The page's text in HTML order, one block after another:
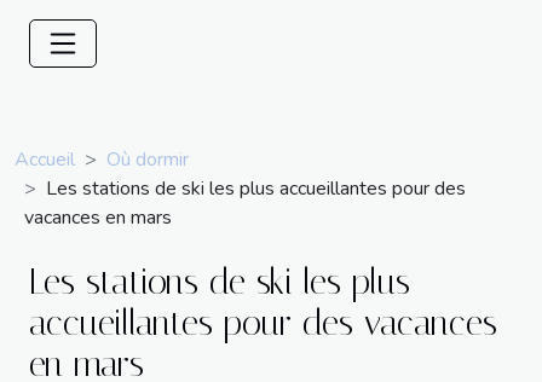
Accueil
Où dormir
Les stations de ski les plus accueillantes pour des
vacances en mars
Les stations de ski les plus
accueillantes pour des vacances
en mars